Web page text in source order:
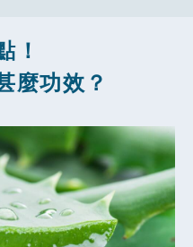
！
麼功效？